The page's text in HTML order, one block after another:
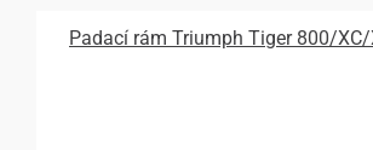
Padací rám Triumph Tiger 800/XC/